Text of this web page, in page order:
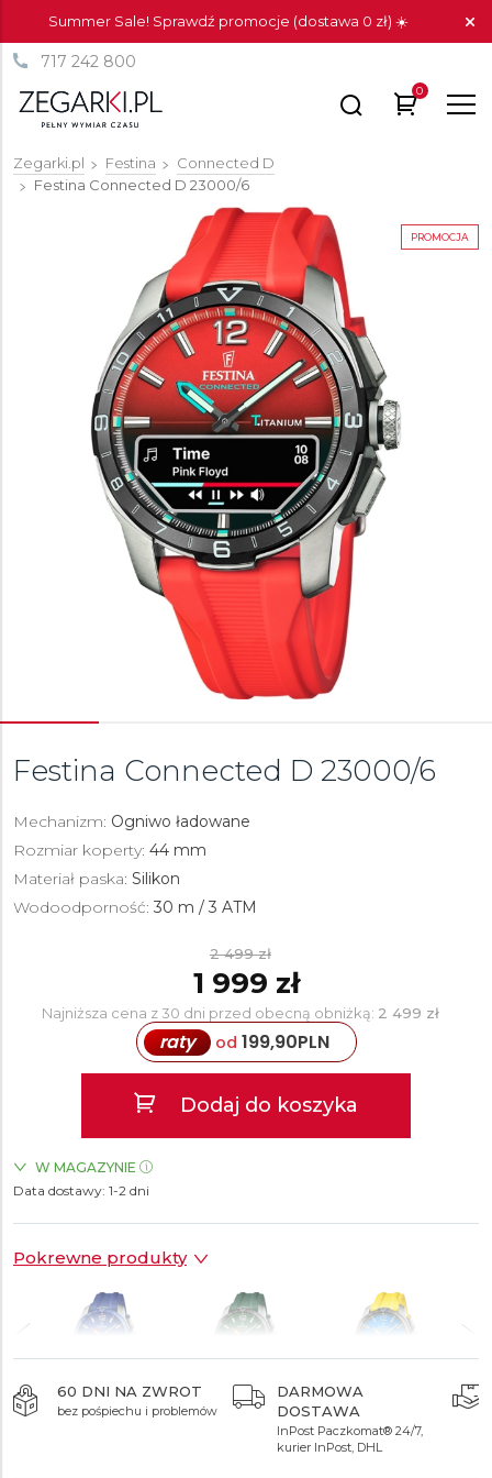
Summer Sale! Sprawdź promocje (dostawa 0 zł) ☀️
717 242 800
0
Zegarki.pl Festina
Connected D
Festina Connected D 23000/6
PROMOCJA
Festina Connected D 23000/6
Mechanizm: Ogniwo ładowane
Rozmiar koperty: 44 mm
Materiał paska: Silikon
Wodoodporność: 30 m / 3 ATM
2 499 zł
1 999 zł
Najniższa cena z 30 dni przed obecną obniżką: 2 499 zł
raty od 199,90PLN
Dodaj do koszyka
W MAGAZYNIE
ZEGARKI.PL Manufaktura Łódź
Data dostawy: 1-2 dni
Pokrewne produkty
2 499 zł
60 DNI NA ZWROT
bez pośpiechu i problemów
DARMOWA
DOSTAWA
InPost Paczkomat® 24/7,
kurier InPost, DHL